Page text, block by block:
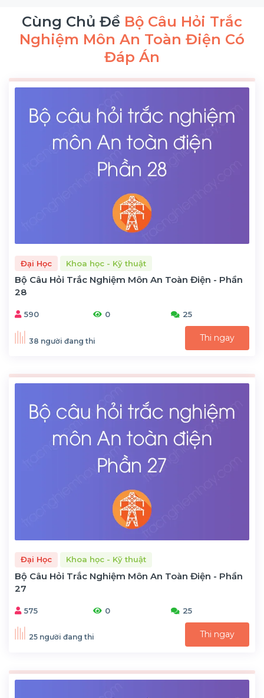
Cùng Chủ Đề Bộ Câu Hỏi Trắc
Nghiệm Môn An Toàn Điện Có
Đáp Án
Đại Học Khoa học - Kỹ thuật
Bộ Câu Hỏi Trắc Nghiệm Môn An Toàn Điện - Phần
28
590 0 25
38 người đang thi Thi ngay
Đại Học Khoa học - Kỹ thuật
Bộ Câu Hỏi Trắc Nghiệm Môn An Toàn Điện - Phần
27
575 0 25
25 người đang thi Thi ngay